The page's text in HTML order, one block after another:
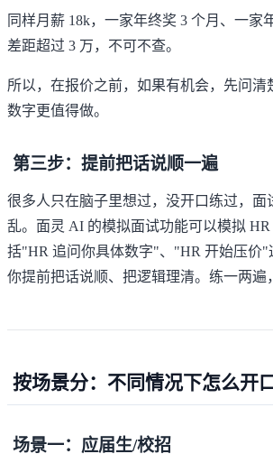
同样月薪 18k，一家年终奖 3 个月、一家
差距超过 3 万，不可不查。
所以，在报价之前，如果有机会，先问清
数字更值得做。
第三步：提前把话说顺一遍
很多人只在脑子里想过，没开口练过，面
乱。 面灵 AI 的模拟面试功能可以模拟
括"HR 追问你具体数字"、"HR 开始压价"
你提前把话说顺、把逻辑理清。练一两遍
按场景分：不同情况下怎么开
场景一：应届生/校招